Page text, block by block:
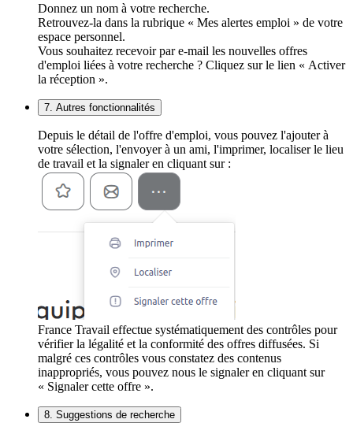
Donnez un nom à votre recherche.
Retrouvez-la dans la rubrique « Mes alertes emploi » de votre
espace personnel.
Vous souhaitez recevoir par e-mail les nouvelles offres
d'emploi liées à votre recherche ? Cliquez sur le lien « Activer
la réception ».
7. Autres fonctionnalités
Depuis le détail de l'offre d'emploi, vous pouvez l'ajouter à
votre sélection, l'envoyer à un ami, l'imprimer, localiser le lieu
de travail et la signaler en cliquant sur :
France Travail effectue systématiquement des contrôles pour
vérifier la légalité et la conformité des offres diffusées. Si
malgré ces contrôles vous constatez des contenus
inappropriés, vous pouvez nous le signaler en cliquant sur
« Signaler cette offre ».
8. Suggestions de recherche